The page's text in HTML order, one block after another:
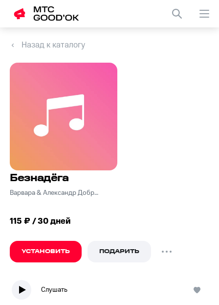
Назад к каталогу
Безнадёга
Варвара & Александр Добронравов
115 ₽ / 30 дней
УСТАНОВИТЬ ПОДАРИТЬ
Слушать